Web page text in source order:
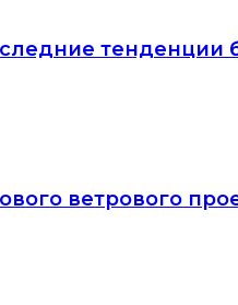
тенденции
ветрового